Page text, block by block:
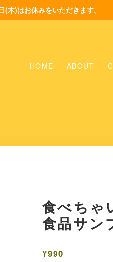
(木)はお休みをいただきます。
HOME ABOUT
食べちゃ
食品サン
¥990